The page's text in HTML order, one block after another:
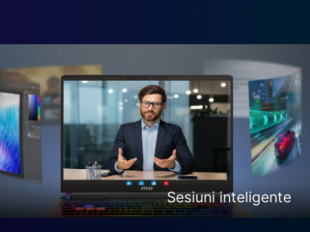
Divertisment inteligent
Creare de continut inteligenta
Sesiuni inteligente
Gaming inteligent